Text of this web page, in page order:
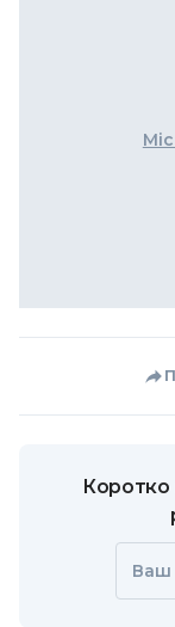
Коротко
Ваш